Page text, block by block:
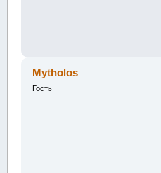
Mytholos
Гость